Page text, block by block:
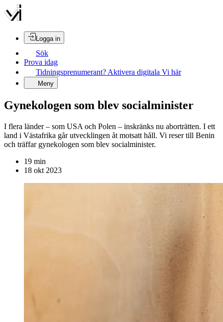
Logga in
Sök
Prova idag
Tidningsprenumerant? Aktivera digitala Vi här
Meny
Gynekologen som blev socialminister
I flera länder – som USA och Polen – inskränks nu aborträtten. I ett
land i Västafrika går utvecklingen åt motsatt håll. Vi reser till Benin
och träffar gynekologen som blev socialminister.
19 min
18 okt 2023